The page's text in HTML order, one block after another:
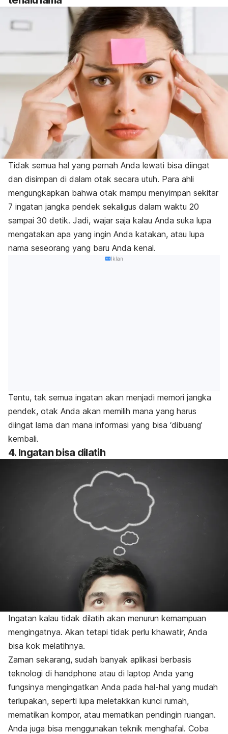
Tidak semua hal yang pernah Anda lewati bisa diingat
dan disimpan di dalam otak secara utuh. Para ahli
mengungkapkan bahwa otak mampu menyimpan sekitar
7 ingatan jangka pendek sekaligus dalam waktu 20
sampai 30 detik. Jadi, wajar saja kalau Anda suka lupa
mengatakan apa yang ingin Anda katakan, atau lupa
nama seseorang yang baru Anda kenal.
Iklan
Tentu, tak semua ingatan akan menjadi memori jangka
pendek, otak Anda akan memilih mana yang harus
diingat lama dan mana informasi yang bisa ‘dibuang’
kembali.
4. Ingatan bisa dilatih
Ingatan kalau tidak dilatih akan menurun kemampuan
mengingatnya. Akan tetapi tidak perlu khawatir, Anda
bisa kok melatihnya.
Zaman sekarang, sudah banyak aplikasi berbasis
teknologi di handphone atau di laptop Anda yang
fungsinya mengingatkan Anda pada hal-hal yang mudah
terlupakan, seperti lupa meletakkan kunci rumah,
mematikan kompor, atau mematikan pendingin ruangan.
Anda juga bisa menggunakan teknik menghafal. Coba